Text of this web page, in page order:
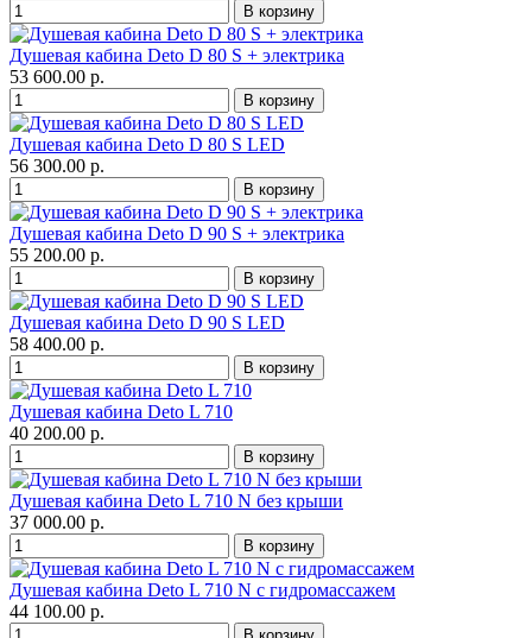
Душевая кабина Deto D 80 S + электрика
53 600.00 р.
Душевая кабина Deto D 80 S LED
56 300.00 р.
Душевая кабина Deto D 90 S + электрика
55 200.00 р.
Душевая кабина Deto D 90 S LED
58 400.00 р.
Душевая кабина Deto L 710
40 200.00 р.
Душевая кабина Deto L 710 N без крыши
37 000.00 р.
Душевая кабина Deto L 710 N с гидромассажем
44 100.00 р.